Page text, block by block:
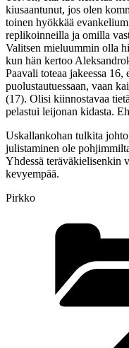
kiusaantunut, jos olen
toinen hyökkää
replikoinneilla ja omilla
Valitsen mieluummin olla
kun hän kertoo
Paavali toteaa jakeessa
puolustautuessaan, vaan
(17). Olisi kiinnostavaa
pelastui leijonan kidasta.
Uskallankohan tulkita
julistaminen ole
Yhdessä teräväkielisenkin
kevyempää.
Pirkko